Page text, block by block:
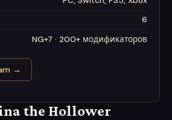
6
NG+7 · 200+ модификаторов
→
the Hollower